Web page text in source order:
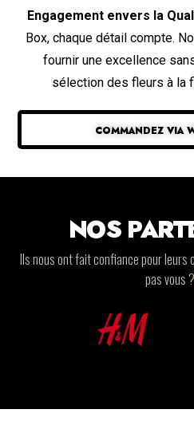
Engagement envers la
Box, chaque détail compte.
fournir une excellence
sélection des fleurs à la
COMMANDEZ VIA
NOS
Ils nous ont fait confiance pour leurs
pas vous ?